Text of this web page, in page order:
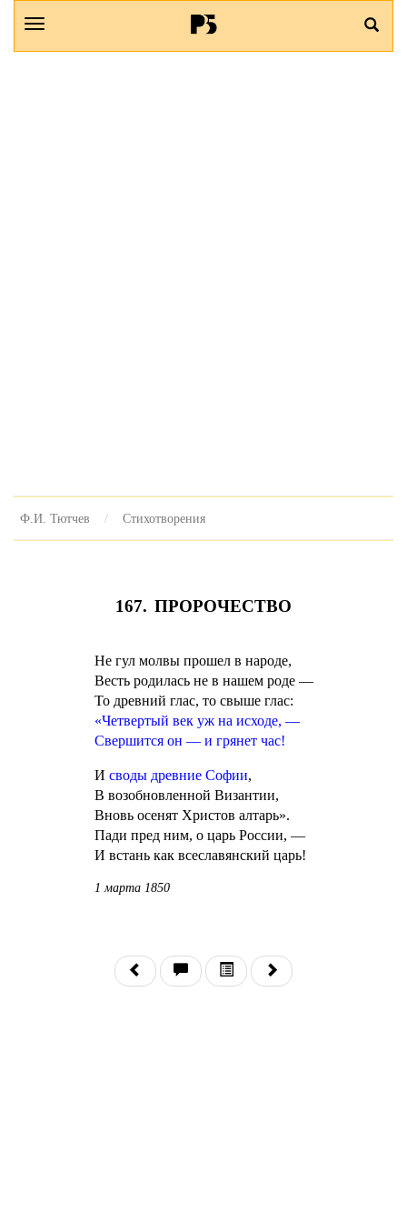
Ф.И. Тютчев Стихотворения
167. ПРОРОЧЕСТВО
Не гул молвы прошел в народе,
Весть родилась не в нашем роде —
То древний глас, то свыше глас:
«Четвертый век уж на исходе, —
Свершится он — и грянет час!
И своды древние Софии,
В возобновленной Византии,
Вновь осенят Христов алтарь».
Пади пред ним, о царь России, —
И встань как всеславянский царь!
1 марта 1850